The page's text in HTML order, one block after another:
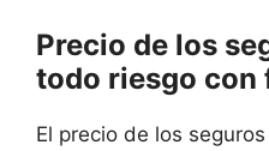
Precio de los
todo riesgo con
El precio de los